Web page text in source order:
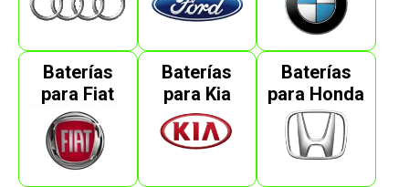
Baterías
para Fiat
Baterías
para Kia
Baterías
para Honda